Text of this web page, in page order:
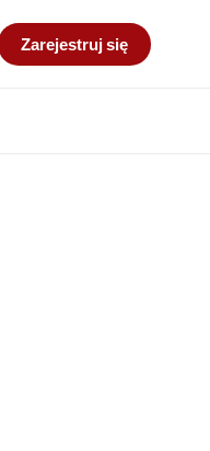
Zarejestruj się